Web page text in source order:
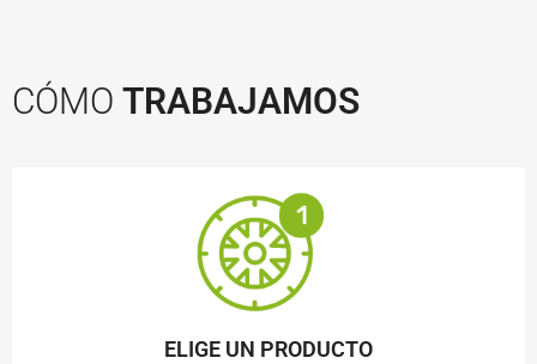
CÓMO TRABAJAMOS
ELIGE UN PRODUCTO